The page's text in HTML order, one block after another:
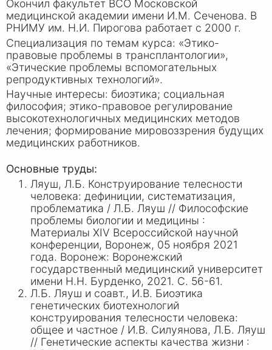
Окончил факультет ВСО Московской
медицинской академии имени И.М. Сеченова. В
РНИМУ им. Н.И. Пирогова работает с 2000 г.
Специализация по темам курса: «Этико-
правовые проблемы в трансплантологии»,
«Этические проблемы вспомогательных
репродуктивных технологий».
Научные интересы: биоэтика; социальная
философия; этико-правовое регулирование
высокотехнологичных медицинских методов
лечения; формирование мировоззрения будущих
медицинских работников.
Основные труды:
Ляуш, Л.Б. Конструирование телесности
человека: дефиниции, систематизация,
проблематика / Л.Б. Ляуш // Философские
проблемы биологии и медицины :
Материалы XIV Всероссийской научной
конференции, Воронеж, 05 ноября 2021
года. Воронеж: Воронежский
государственный медицинский университет
имени Н.Н. Бурденко, 2021. С. 56-61.
Л.Б. Ляуш и соавт., И.В. Биоэтика
генетических биотехнологий
конструирования телесности человека:
общее и частное / И.В. Силуянова, Л.Б. Ляуш
// Генетические аспекты качества жизни :